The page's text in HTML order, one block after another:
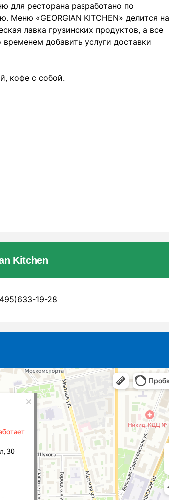
для ресторана разработано по
«GEORGIAN KITCHEN» делится на
лавка грузинских продуктов, а все
добавить услуги доставки
кофе с собой.
Kitchen
19-28